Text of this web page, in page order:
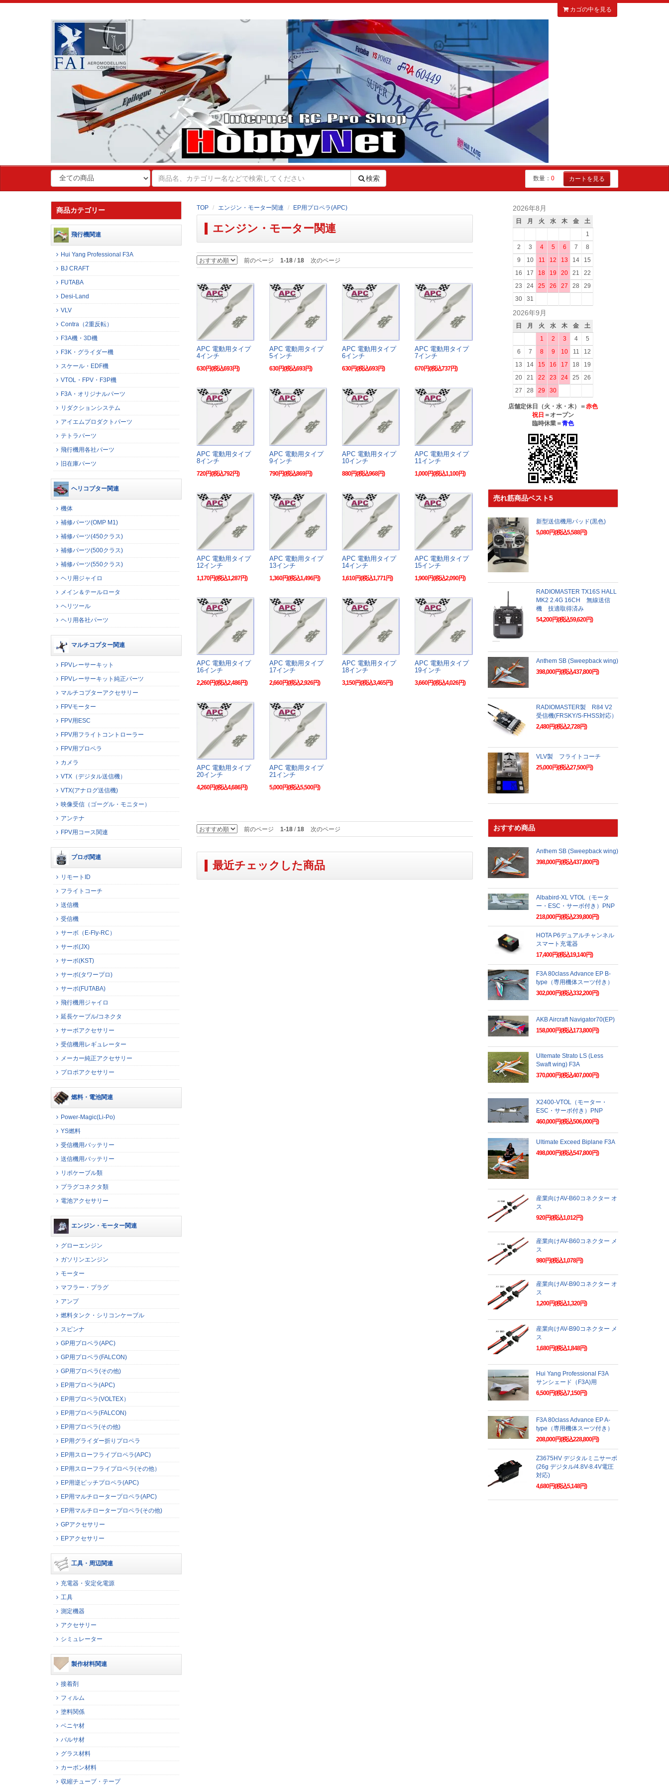
カゴの中を見る
検索 数量： 0 カートを見る
TOP エンジン・モーター関連 EP用プロペラ(APC)
エンジン・モーター関連
前のページ 1-18 /18 次のページ
APC 電動用タイプ
4インチ
630円(税込693円)
APC 電動用タイプ
5インチ
630円(税込693円)
APC 電動用タイプ
6インチ
630円(税込693円)
APC 電動用タイプ
7インチ
670円(税込737円)
APC 電動用タイプ
8インチ
720円(税込792円)
APC 電動用タイプ
9インチ
790円(税込869円)
APC 電動用タイプ
10インチ
880円(税込968円)
APC 電動用タイプ
11インチ
1,000円(税込1,100円)
APC 電動用タイプ
12インチ
1,170円(税込1,287円)
APC 電動用タイプ
13インチ
1,360円(税込1,496円)
APC 電動用タイプ
14インチ
1,610円(税込1,771円)
APC 電動用タイプ
15インチ
1,900円(税込2,090円)
APC 電動用タイプ
16インチ
2,260円(税込2,486円)
APC 電動用タイプ
17インチ
2,660円(税込2,926円)
APC 電動用タイプ
18インチ
3,150円(税込3,465円)
APC 電動用タイプ
19インチ
3,660円(税込4,026円)
APC 電動用タイプ
20インチ
4,260円(税込4,686円)
APC 電動用タイプ
21インチ
5,000円(税込5,500円)
前のページ 1-18 /18 次のページ
最近チェックした商品
商品カテゴリー
飛行機関連
Hui Yang Professional F3A
BJ CRAFT
FUTABA
Desi-Land
VLV
Contra（2重反転）
F3A機・3D機
F3K・グライダー機
スケール・EDF機
VTOL・FPV・F3P機
F3A・オリジナルパーツ
リダクションシステム
アイエムプロダクトパーツ
テトラパーツ
飛行機用各社パーツ
旧在庫パーツ
ヘリコプター関連
機体
補修パーツ(OMP M1)
補修パーツ(450クラス)
補修パーツ(500クラス)
補修パーツ(550クラス)
ヘリ用ジャイロ
メイン＆テールロータ
ヘリツール
ヘリ用各社パーツ
マルチコプター関連
FPVレーサーキット
FPVレーサーキット純正パーツ
マルチコプターアクセサリー
FPVモーター
FPV用ESC
FPV用フライトコントローラー
FPV用プロペラ
カメラ
VTX（デジタル送信機）
VTX(アナログ送信機)
映像受信（ゴーグル・モニター）
アンテナ
FPV用コース関連
プロポ関連
リモートID
フライトコーチ
送信機
受信機
サーボ（E-Fly-RC）
サーボ(JX)
サーボ(KST)
サーボ(タワープロ)
サーボ(FUTABA)
飛行機用ジャイロ
延長ケーブル/コネクタ
サーボアクセサリー
受信機用レギュレーター
メーカー純正アクセサリー
プロポアクセサリー
燃料・電池関連
Power-Magic(Li-Po)
YS燃料
受信機用バッテリー
送信機用バッテリー
リポケーブル類
プラグコネクタ類
電池アクセサリー
エンジン・モーター関連
グローエンジン
ガソリンエンジン
モーター
マフラー・プラグ
アンプ
燃料タンク・シリコンケーブル
スピンナ
GP用プロペラ(APC)
GP用プロペラ(FALCON)
GP用プロペラ(その他)
EP用プロペラ(APC)
EP用プロペラ(VOLTEX）
EP用プロペラ(FALCON)
EP用プロペラ(その他)
EP用グライダー折りプロペラ
EP用スローフライプロペラ(APC)
EP用スローフライプロペラ(その他）
EP用逆ピッチプロペラ(APC)
EP用マルチロータープロペラ(APC)
EP用マルチロータープロペラ(その他)
GPアクセサリー
EPアクセサリー
工具・周辺関連
充電器・安定化電源
工具
測定機器
アクセサリー
シミュレーター
製作材料関連
接着剤
フィルム
塗料関係
ベニヤ材
バルサ材
グラス材料
カーボン材料
収縮チューブ・テープ
2026年8月
日 月 火 水 木 金
土
1
2
3 4 5 6 7
8
9
10 11 12 13 14
15
16
17 18 19 20 21
22
23
24 25 26 27 28
29
30
31
2026年9月
日 月 火 水 木 金
土
1
2 3 4
5
6
7 8 9 10 11
12
13
14 15 16 17 18
19
20
21 22 23 24 25
26
27
28 29 30
店舗定休日（火・水・木）＝赤色
祝日 ＝オープン
臨時休業＝青色
売れ筋商品ベスト5
新型送信機用パッド(黒色)
5,080円(税込5,588円)
RADIOMASTER TX16S HALL
MK2 2.4G 16CH 無線送信
機 技適取得済み
54,200円(税込59,620円)
Anthem SB (Sweepback wing)
398,000円(税込437,800円)
RADIOMASTER製 R84 V2
受信機(FRSKY/S-FHSS対応）
2,480円(税込2,728円)
VLV製 フライトコーチ
25,000円(税込27,500円)
おすすめ商品
Anthem SB (Sweepback wing)
398,000円(税込437,800円)
Albabird-XL VTOL（モータ
ー・ESC・サーボ付き）PNP
218,000円(税込239,800円)
HOTA P6デュアルチャンネル
スマート充電器
17,400円(税込19,140円)
F3A 80class Advance EP B-
type（専用機体スーツ付き）
302,000円(税込332,200円)
AKB Aircraft Navigator70(EP)
158,000円(税込173,800円)
Ultemate Strato LS (Less
Swaft wing) F3A
370,000円(税込407,000円)
X2400-VTOL（モーター・
ESC・サーボ付き）PNP
460,000円(税込506,000円)
Ultimate Exceed Biplane F3A
498,000円(税込547,800円)
産業向けAV-B60コネクター オ
ス
920円(税込1,012円)
産業向けAV-B60コネクター メ
ス
980円(税込1,078円)
産業向けAV-B90コネクター オ
ス
1,200円(税込1,320円)
産業向けAV-B90コネクター メ
ス
1,680円(税込1,848円)
Hui Yang Professional F3A
サンシェード（F3A)用
6,500円(税込7,150円)
F3A 80class Advance EP A-
type（専用機体スーツ付き）
208,000円(税込228,800円)
Z3675HV デジタルミニサーボ
(26g デジタル/4.8V-8.4V電圧
対応)
4,680円(税込5,148円)